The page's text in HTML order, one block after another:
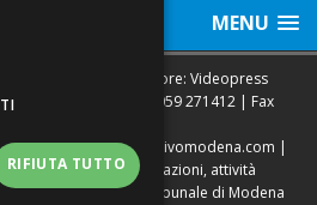
MENU
e annunci Editore: Videopress
402/6 - Modena | Tel.
059 271412 | Fax
| email:redazione@vivomodena.com |
gratuita in abitazioni, attività
Autorizzazione Tribunale di Modena
RIFIUTA TUTTO